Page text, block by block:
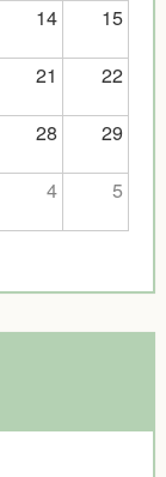
14
15
21
22
28
29
4 5